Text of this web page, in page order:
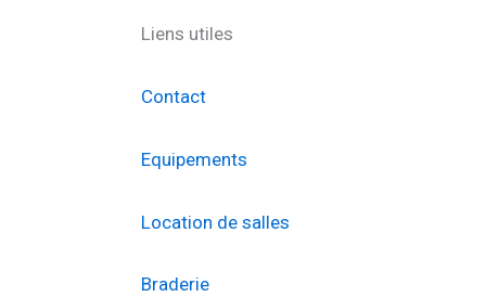
Liens utiles
Contact
Equipements
Location de salles
Braderie